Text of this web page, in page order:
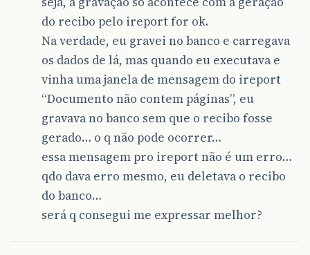
do recibo pelo ireport for ok.
Na verdade, eu gravei no banco e carregava
os dados de lá, mas quando eu executava e
vinha uma janela de mensagem do ireport
“Documento não contem páginas”, eu
gravava no banco sem que o recibo fosse
gerado… o q não pode ocorrer…
essa mensagem pro ireport não é um erro…
qdo dava erro mesmo, eu deletava o recibo
do banco…
será q consegui me expressar melhor?